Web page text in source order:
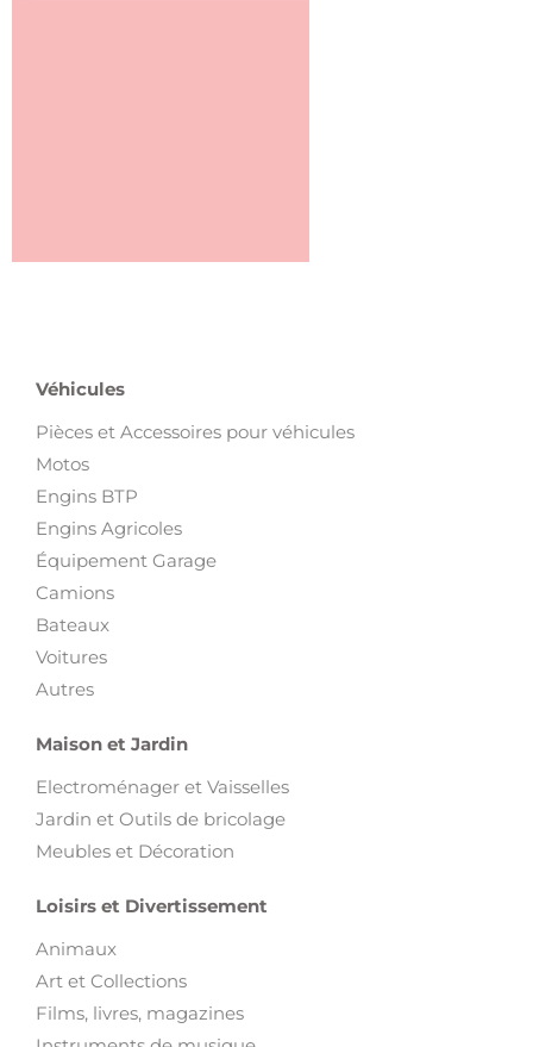
Véhicules
Pièces et Accessoires pour véhicules
Motos
Engins BTP
Engins Agricoles
Équipement Garage
Camions
Bateaux
Voitures
Autres
Maison et Jardin
Electroménager et Vaisselles
Jardin et Outils de bricolage
Meubles et Décoration
Loisirs et Divertissement
Animaux
Art et Collections
Films, livres, magazines